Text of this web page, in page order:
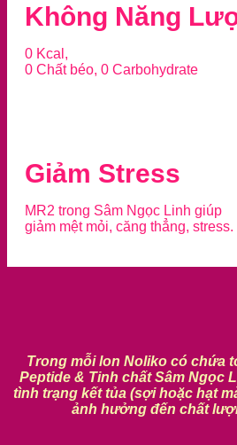
Không Năng
0 Kcal,
0 Chất béo, 0 Carbohydrate
Giảm Stress
MR2 trong Sâm Ngọc Linh giúp
giảm mệt mỏi, căng thẳng, stress.
Trong mỗi lon Noliko có chứa
Peptide & Tinh chất Sâm Ngọc
tình trạng kết tủa (sợi hoặc hạt
ảnh hưởng đến chất